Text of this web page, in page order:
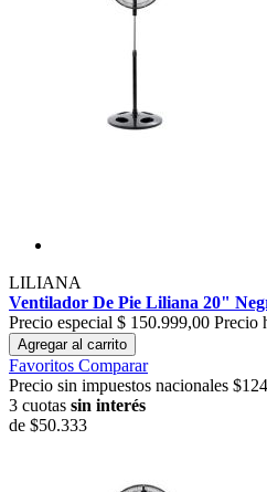
LILIANA
Ventilador De Pie Liliana 20"
Precio especial $ 150.999,00 Precio
Agregar al carrito
Favoritos Comparar
Precio sin impuestos nacionales
3 cuotas sin interés
de $50.333